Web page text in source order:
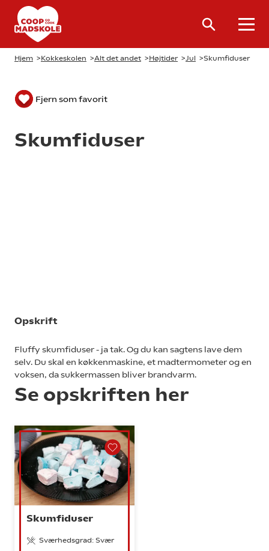
Hjem >Kokkeskolen >Alt det andet >Højtider >Jul >Skumfiduser
Fjern som favorit
Skumfiduser
Opskrift
Fluffy skumfiduser - ja tak. Og du kan sagtens lave dem
selv. Du skal en køkkenmaskine, et madtermometer og en
voksen, da sukkermassen bliver brandvarm.
Se opskriften her
Skumfiduser
Sværhedsgrad: Svær